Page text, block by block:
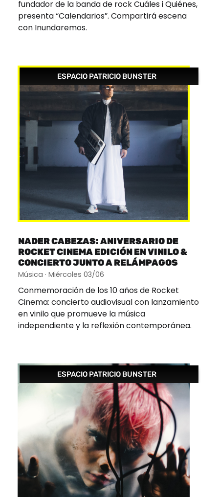
fundador de la banda de rock Cuáles i Quiénes,
presenta “Calendarios”. Compartirá escena
con Inundaremos.
ESPACIO PATRICIO BUNSTER
NADER CABEZAS: ANIVERSARIO DE
ROCKET CINEMA EDICIÓN EN VINILO &
CONCIERTO JUNTO A RELÁMPAGOS
Música · Miércoles 03/06
Conmemoración de los 10 años de Rocket
Cinema: concierto audiovisual con lanzamiento
en vinilo que promueve la música
independiente y la reflexión contemporánea.
ESPACIO PATRICIO BUNSTER